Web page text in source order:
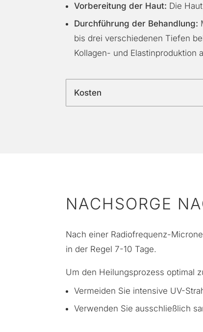
Vorbereitung der Haut: Die
Durchführung der Behandlung:
bis drei verschiedenen Tiefen
Kollagen- und Elastinproduktion
Kosten
NACHSORGE
Nach einer Radiofrequenz-
in der Regel 7-10 Tage.
Um den Heilungsprozess optimal
Vermeiden Sie intensive UV-
Verwenden Sie ausschließlich